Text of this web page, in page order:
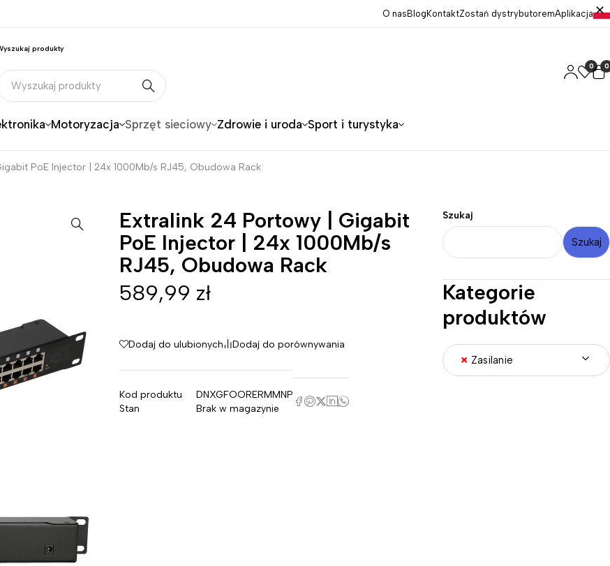
O nas Blog KontaktZostań dystrybutoremAplikacja
produkty
0 0
Motoryzacja Sprzęt sieciowy Zdrowie i uroda Sport i turystyka
PoE Injector | 24x 1000Mb/s RJ45, Obudowa Rack
Extralink 24 Portowy | Gigabit
PoE Injector | 24x 1000Mb/s
RJ45, Obudowa Rack
589,99 zł
Dodaj do ulubionych Dodaj do porównywania
Kod produktu
DNXGFOORERMMNP
Stan
Brak w magazynie
Szukaj
Szukaj
Kategorie
produktów
× Zasilanie